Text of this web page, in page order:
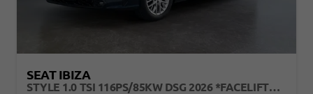
SEAT IBIZA
STYLE 1.0 TSI 116PS/85KW DSG 2026 *FACELIFTET*